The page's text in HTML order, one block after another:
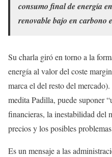
consumo final de energía
renovable bajo en carbono
Su charla giró en torno a la
energía al valor del coste
marca el del resto del
medita Padilla, puede suponer
financieras, la inestabilidad del
precios y los posibles
Es un mensaje a las